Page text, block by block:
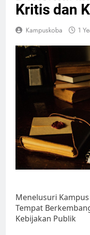
Kritis dan
Kampuskoba 1
Menelusuri
Tempat
Kebijakan Publik